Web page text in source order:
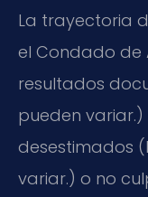
La trayectoria
el Condado de
resultados
pueden variar.)
desestimados
variar.) o no